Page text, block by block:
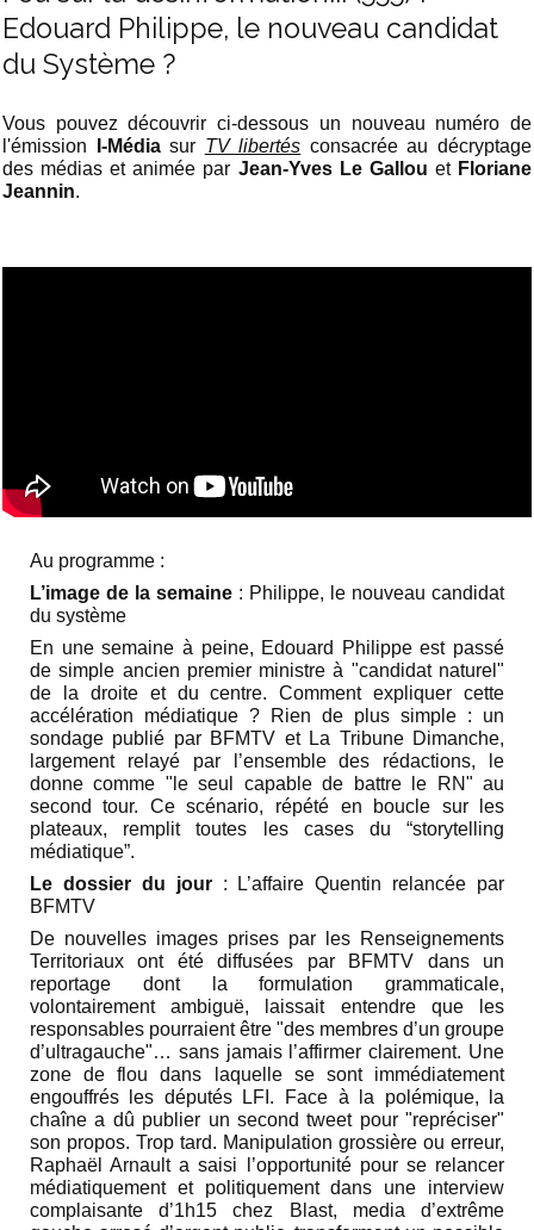
Edouard Philippe, le nouveau candidat
du Système ?
Vous pouvez découvrir ci-dessous un nouveau numéro de
l'émission
I-Médiasur TV libertés consacrée au décryptage
des médias et animée par Jean-Yves Le Gallou et Floriane
Jeannin.
Au programme :
L’image de la semaine: Philippe, le nouveau candidat
du système
En une semaine à peine, Edouard Philippe est passé
de simple ancien premier ministre à "candidat naturel"
de la droite et du centre. Comment expliquer cette
accélération médiatique ? Rien de plus simple : un
sondage publié par BFMTV et La Tribune Dimanche,
largement relayé par l’ensemble des rédactions, le
donne comme "le seul capable de battre le RN" au
second tour. Ce scénario, répété en boucle sur les
plateaux, remplit toutes les cases du “storytelling
médiatique”.
Le dossier du jour: L’affaire Quentin relancée par
BFMTV
De nouvelles images prises par les Renseignements
Territoriaux ont été diffusées par BFMTV dans un
reportage dont la formulation grammaticale,
volontairement ambiguë, laissait entendre que les
responsables pourraient être "des membres d’un groupe
d’ultragauche"… sans jamais l’affirmer clairement. Une
zone de flou dans laquelle se sont immédiatement
engouffrés les députés LFI. Face à la polémique, la
chaîne a dû publier un second tweet pour "repréciser"
son propos. Trop tard. Manipulation grossière ou erreur,
Raphaël Arnault a saisi l’opportunité pour se relancer
médiatiquement et politiquement dans une interview
complaisante d’1h15 chez Blast, media d’extrême